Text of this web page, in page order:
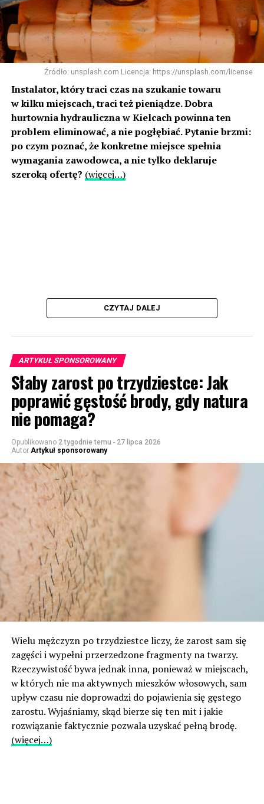
Źródło: unsplash.com Licencja: https://unsplash.com/license
Instalator, który traci czas na szukanie towaru
w kilku miejscach, traci też pieniądze. Dobra
hurtownia hydrauliczna w Kielcach powinna ten
problem eliminować, a nie pogłębiać. Pytanie brzmi:
po czym poznać, że konkretne miejsce spełnia
wymagania zawodowca, a nie tylko deklaruje
szeroką ofertę? (więcej…)
CZYTAJ DALEJ
ARTYKUŁ SPONSOROWANY
Słaby zarost po trzydziestce: Jak
poprawić gęstość brody, gdy natura
nie pomaga?
Opublikowano 2 tygodnie temu - 27 lipca 2026
Autor Artykuł sponsorowany
Wielu mężczyzn po trzydziestce liczy, że zarost sam się
zagęści i wypełni przerzedzone fragmenty na twarzy.
Rzeczywistość bywa jednak inna, ponieważ w miejscach,
w których nie ma aktywnych mieszków włosowych, sam
upływ czasu nie doprowadzi do pojawienia się gęstego
zarostu. Wyjaśniamy, skąd bierze się ten mit i jakie
rozwiązanie faktycznie pozwala uzyskać pełną brodę.
(więcej…)